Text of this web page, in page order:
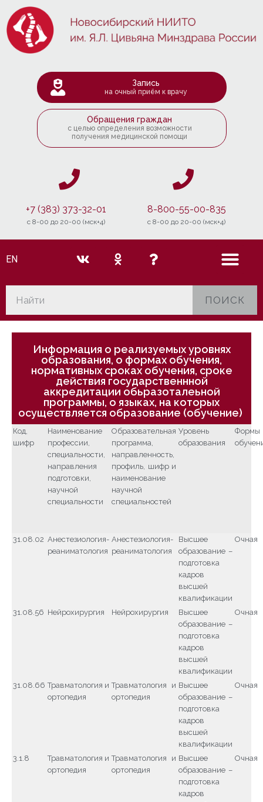
Запись
на очный приём к врачу
Обращения граждан
с целью определения возможности
получения медицинской помощи
+7 (383) 373-32-01
c 8-00 до 20-00 (мск+4)
8-800-55-00-835
c 8-00 до 20-00 (мск+4)
EN
ПОИСК
Информация о реализуемых уровнях
образования, о формах обучения,
нормативных сроках обучения, сроке
действия государственнной
аккредитации обьразоталеьной
программы, о языках, на которых
осуществляется образование (обучение)
Код,
шифр
Наименование
профессии,
специальности,
направления
подготовки,
научной
специальности
Образовательная
программа,
направленность,
профиль, шифр и
наименование
научной
специальностей
Уровень
образования
Формы
31.08.02 Анестезиология-
реаниматология
Анестезиология-
реаниматология
Высшее
образование –
подготовка
кадров
высшей
квалификации
Очная
31.08.56 Нейрохирургия Нейрохирургия
Высшее
образование –
подготовка
кадров
высшей
квалификации
Очная
31.08.66 Травматология и
ортопедия
Травматология и
ортопедия
Высшее
образование –
подготовка
кадров
высшей
квалификации
Очная
3.1.8
Травматология и
ортопедия
Травматология и
ортопедия
Высшее
образование –
подготовка
кадров
Очная